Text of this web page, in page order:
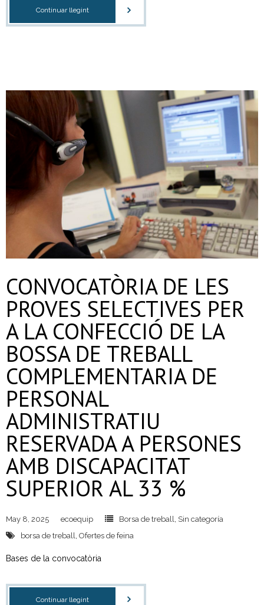
Continuar llegint
CONVOCATÒRIA DE LES
PROVES SELECTIVES PER
A LA CONFECCIÓ DE LA
BOSSA DE TREBALL
COMPLEMENTARIA DE
PERSONAL
ADMINISTRATIU
RESERVADA A PERSONES
AMB DISCAPACITAT
SUPERIOR AL 33 %
May 8, 2025 ecoequip Borsa de treball Sin categoría
borsa de treball Ofertes de feina
Bases de la convocatòria
Continuar llegint